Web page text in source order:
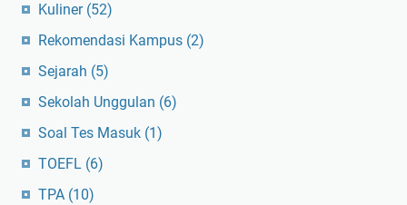
Kuliner (52)
Rekomendasi Kampus (2)
Sejarah (5)
Sekolah Unggulan (6)
Soal Tes Masuk (1)
TOEFL (6)
TPA (10)